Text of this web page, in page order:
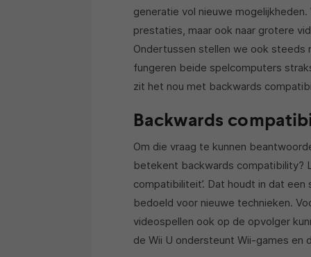
generatie vol nieuwe
prestaties, maar ook naar grotere
Ondertussen stellen we ook steeds
fungeren beide spelcomputers
zit het nou met backwards
Backwards
Om die vraag te kunnen
betekent backwards compatibility?
compatibiliteit’. Dat houdt in dat
bedoeld voor nieuwe technieken.
videospellen ook op de opvolger
de Wii U ondersteunt Wii-games en